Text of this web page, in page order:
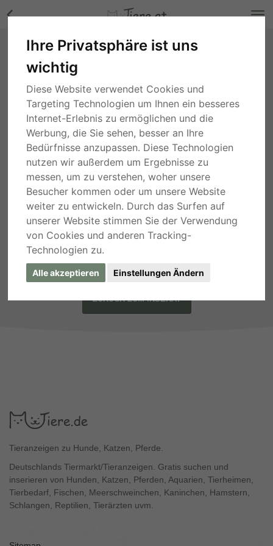
Ihre Privatsphäre ist uns
wichtig
Diese Website verwendet Cookies und
Targeting Technologien um Ihnen ein besseres
Internet-Erlebnis zu ermöglichen und die
Werbung, die Sie sehen, besser an Ihre
Bedürfnisse anzupassen. Diese Technologien
nutzen wir außerdem um Ergebnisse zu
messen, um zu verstehen, woher unsere
Besucher kommen oder um unsere Website
weiter zu entwickeln. Durch das Surfen auf
unserer Website stimmen Sie der Verwendung
von Cookies und anderen Tracking-
Technologien zu.
Alle akzeptieren Einstellungen Ändern
Alpaka - männlich Bilder
Wien, vor 1 Jahr
ZURÜCK ZUM INSERAT
Tieranzeigen zu Hunde, Katzen, Pferde.
Deutschlands Tiermarkt/Tieranzeigen. Gratis suchen und
inserieren von Hunden, Katzen, Pferden, Aquarien, Tierheimen,
Tierbedarf, Fischen, Meerschweinchen, Kaninchen, Hamstern,
Schlangen, Reptilien, Tierärzten uvm.